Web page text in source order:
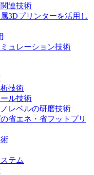
連技術
3Dプリンターを活用し
ュレーション技術
技術
ル技術
レベルの研磨技術
省エネ・省フットプリ
テム